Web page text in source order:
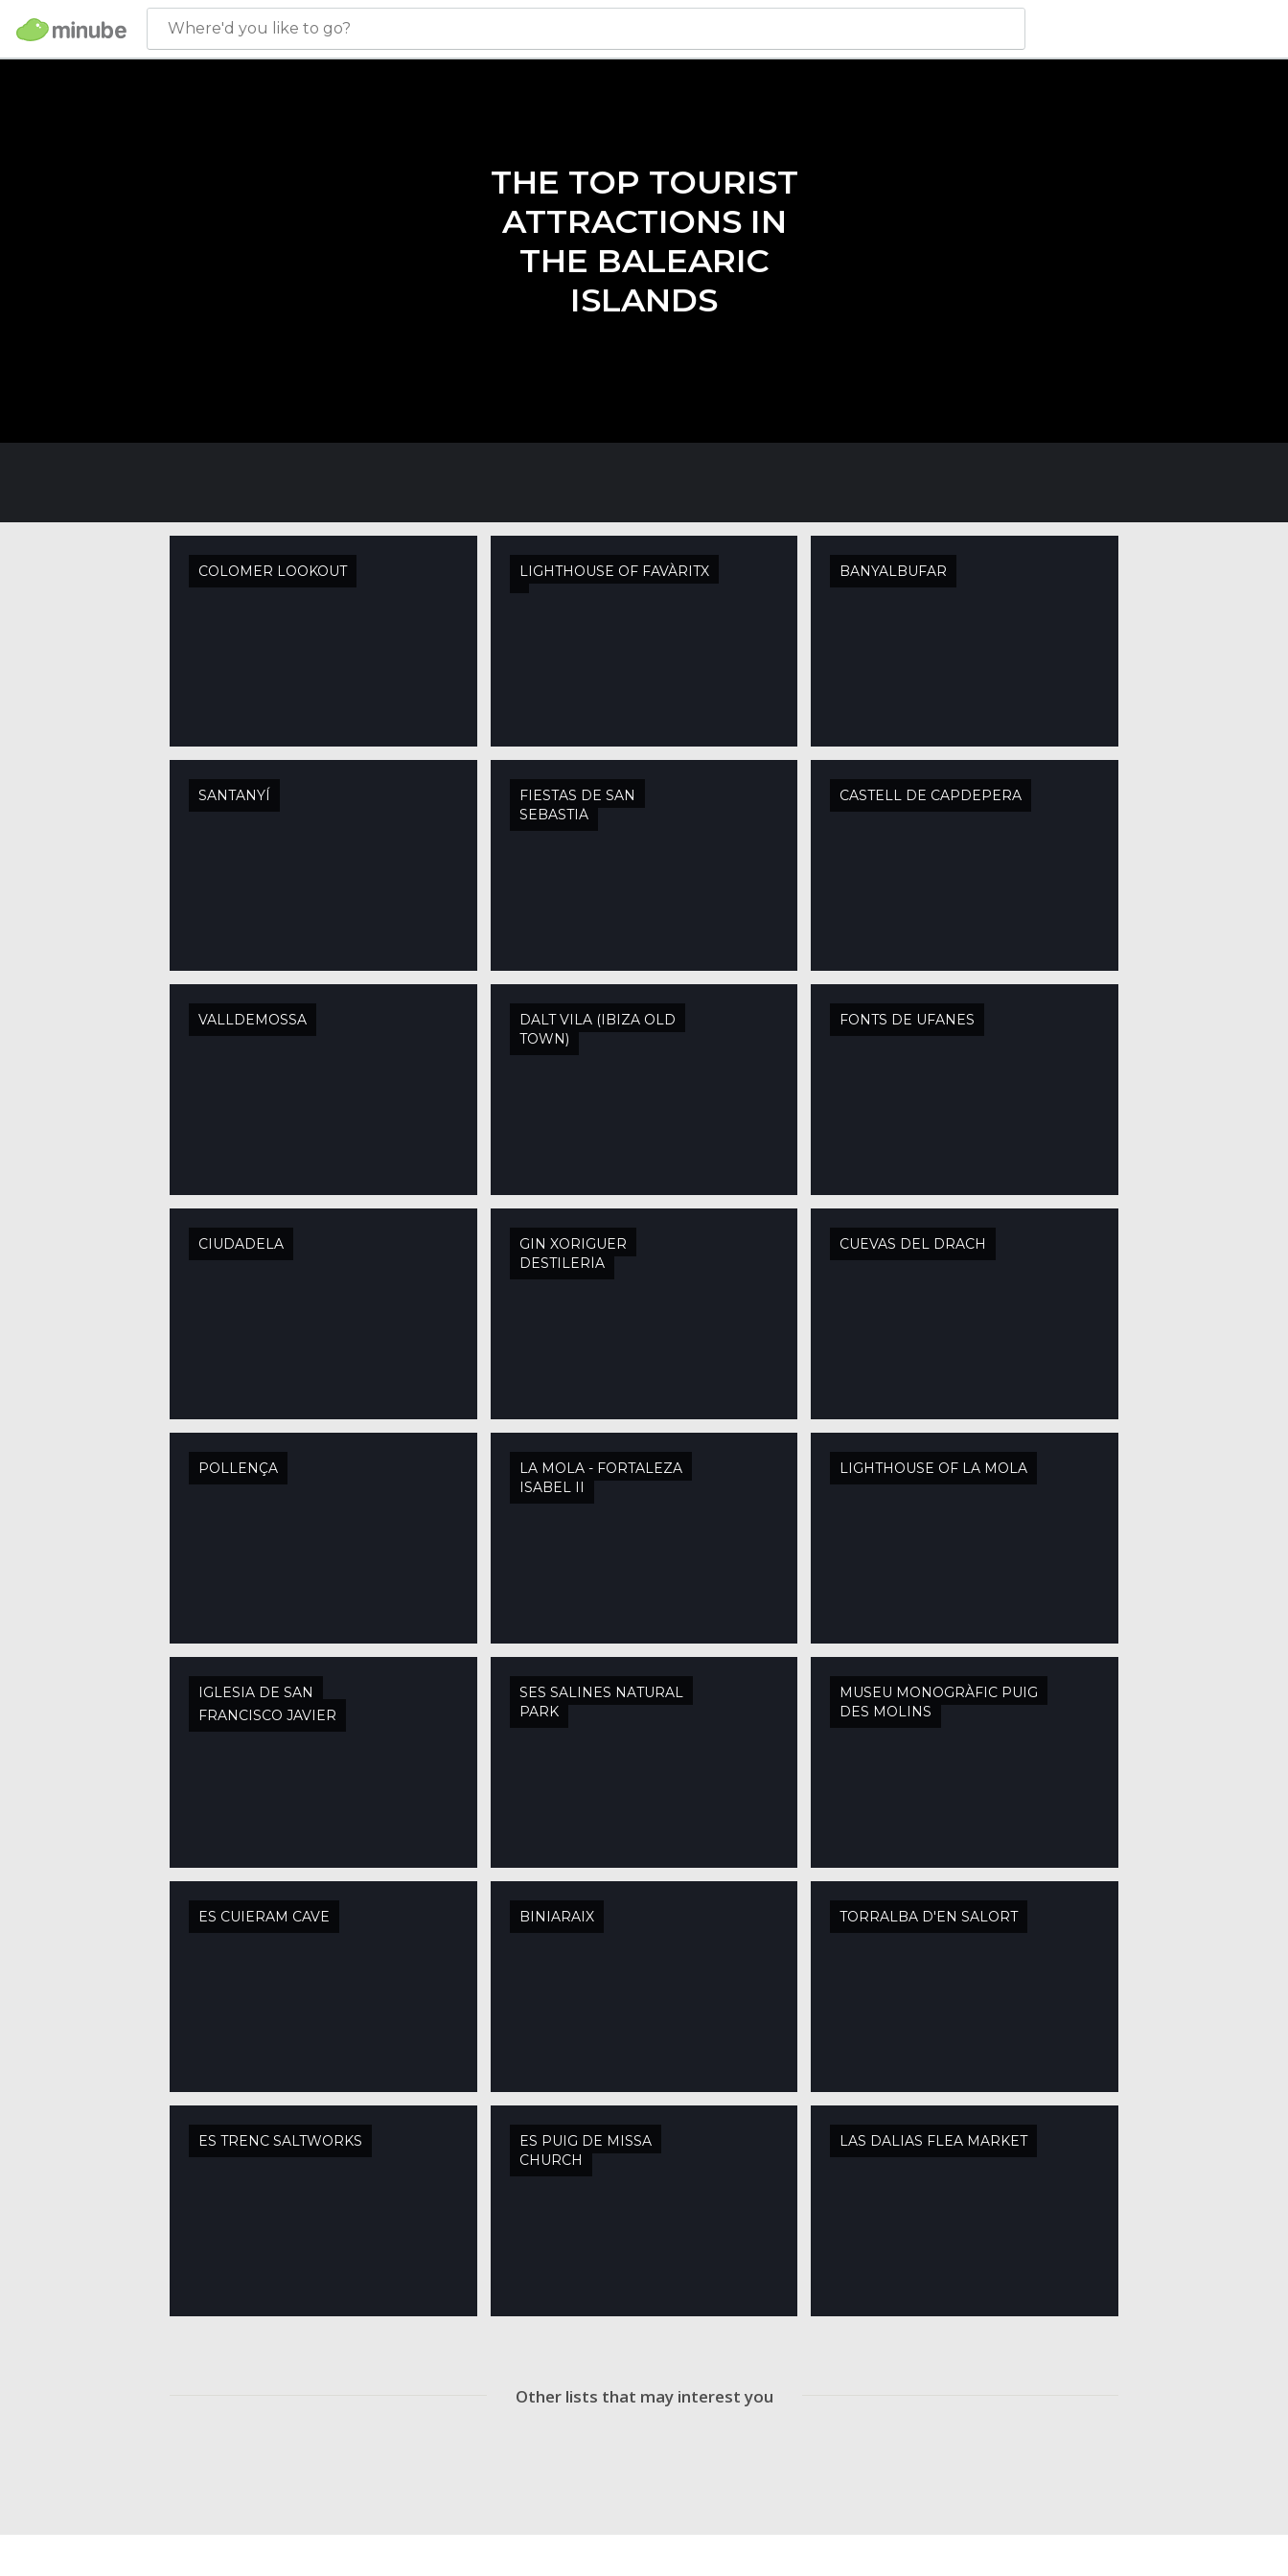
Where'd you like to go?
THE TOP TOURIST
ATTRACTIONS IN
THE BALEARIC
ISLANDS
COLOMER LOOKOUT LIGHTHOUSE OF FAVÀRITX BANYALBUFAR
SANTANYÍ
FIESTAS DE SAN
SEBASTIÁ
CASTELL DE CAPDEPERA
VALLDEMOSSA
DALT VILA (IBIZA OLD
TOWN)
FONTS DE UFANES
CIUDADELA
GIN XORIGUER
DESTILERÍA
CUEVAS DEL DRACH
POLLENÇA
LA MOLA - FORTALEZA
ISABEL II
LIGHTHOUSE OF LA MOLA
IGLESIA DE SAN
FRANCISCO JAVIER
SES SALINES NATURAL
PARK
MUSEU MONOGRÀFIC PUIG
DES MOLINS
ES CUIERAM CAVE BINIARAIX TORRALBA D'EN SALORT
ES TRENC SALTWORKS
ES PUIG DE MISSA
CHURCH
LAS DALIAS FLEA MARKET
Other lists that may interest you